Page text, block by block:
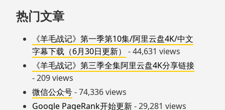
热门文章
《羊毛战记》第一季第10集/阿里云盘4K/中文
字幕下载（6月30日更新）
- 44,631 views
《羊毛战记》第三季全集阿里云盘4K分享链接
- 209 views
微信公众号- 74,336 views
Google PageRank开始更新- 29,281 views